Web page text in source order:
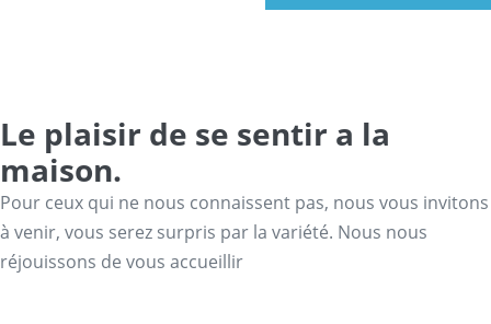
Le plaisir de se sentir a la
maison.
Pour ceux qui ne nous connaissent pas, nous vous invitons
à venir, vous serez surpris par la variété. Nous nous
réjouissons de vous accueillir